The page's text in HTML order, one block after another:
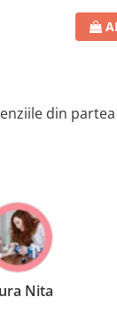
din
Nita